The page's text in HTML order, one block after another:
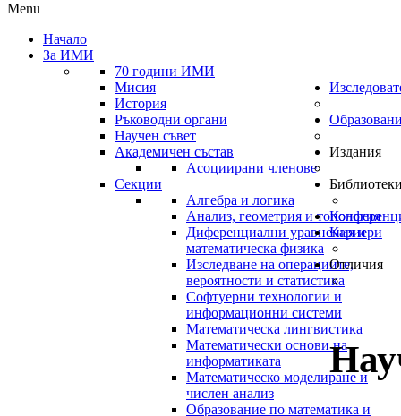
Menu
Начало
За ИМИ
70 години ИМИ
Мисия
История
Ръководни органи
Научен съвет
Академичен състав
Асоциирани членове
Секции
Алгебра и логика
Анализ, геометрия и топология
Диференциални уравнения и
математическа физика
Изследване на операциите,
вероятности и статистика
Софтуерни технологии и
информационни системи
Математическа лингвистика
Математически основи на
информатиката
Математическо моделиране и
числен анализ
Образование по математика и
Издания
Кариери
Отличия